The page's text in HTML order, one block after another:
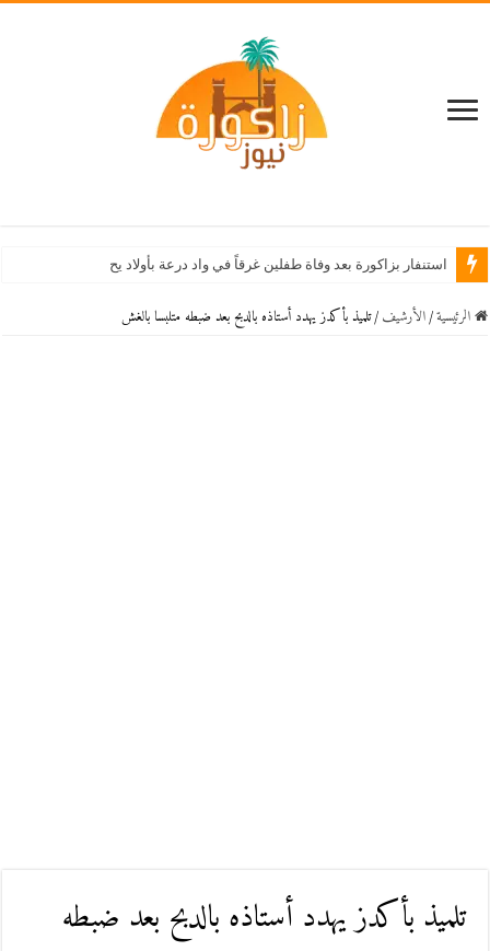
استنفار بزاكورة بعد وفاة طفلين غرقاً في واد درعة بأولاد يحيى لكراير
الرئيسية / اﻷرشيف /تلميذ بأكدز يهدد أستاذه بالدبح بعد ضبطه متلبسا بالغش
تلميذ بأكدز يهدد أستاذه بالدبح بعد ضبطه